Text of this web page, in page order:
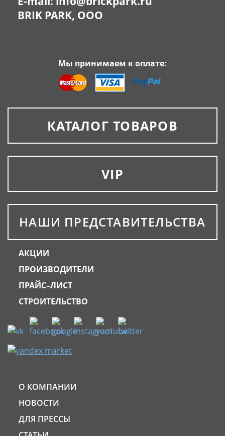
BRIK PARK, OOO
Мы принимаем к оплате:
КАТАЛОГ ТОВАРОВ
VIP
НАШИ ПРЕДСТАВИТЕЛЬСТВА
АКЦИИ
ПРОИЗВОДИТЕЛИ
ПРАЙС–ЛИСТ
СТРОИТЕЛЬСТВО
О КОМПАНИИ
НОВОСТИ
ДЛЯ ПРЕССЫ